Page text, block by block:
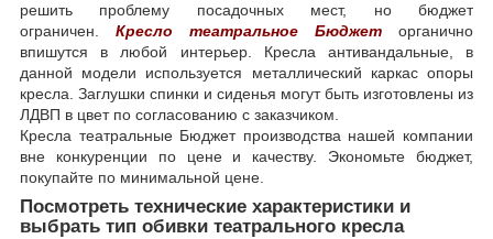
решить проблему посадочных мест, но бюджет
ограничен. Кресло театральное Бюджет органично
впишутся в любой интерьер. Кресла антивандальные, в
данной модели используется металлический каркас опоры
кресла. Заглушки спинки и сиденья могут быть изготовлены из
ЛДВП в цвет по согласованию с заказчиком.
Кресла театральные Бюджет производства нашей компании
вне конкуренции по цене и качеству. Экономьте бюджет,
покупайте по минимальной цене.
Посмотреть технические характеристики и
выбрать тип обивки театрального кресла